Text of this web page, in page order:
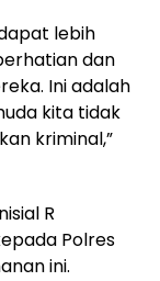
lebih
dan
Ini adalah
kita tidak
kriminal,”
R
Polres
ini.